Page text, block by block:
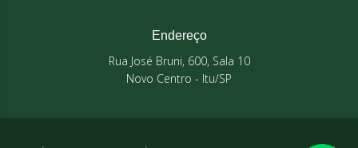
Endereço
Rua José Bruni, 600, Sala 10
Novo Centro - Itu/SP